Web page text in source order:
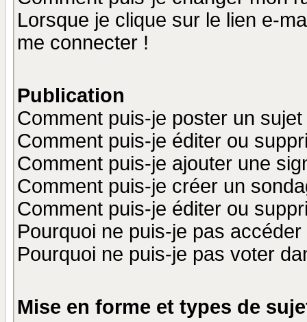
Lorsque je clique sur le lien e-
me connecter !
Publication
Comment puis-je poster un
Comment puis-je éditer ou
Comment puis-je ajouter une
Comment puis-je créer un
Comment puis-je éditer ou
Pourquoi ne puis-je pas
Pourquoi ne puis-je pas voter
Mise en forme et types de